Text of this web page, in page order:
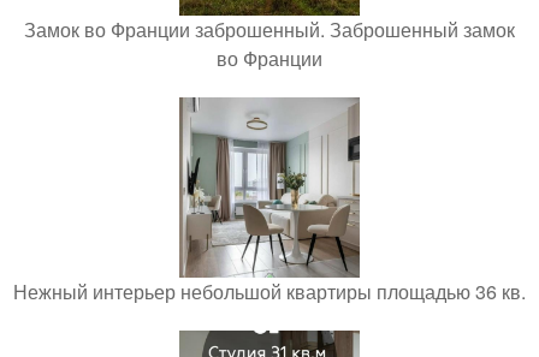
Замок во Франции заброшенный. Заброшенный замок
во Франции
Нежный интерьер небольшой квартиры площадью 36 кв.